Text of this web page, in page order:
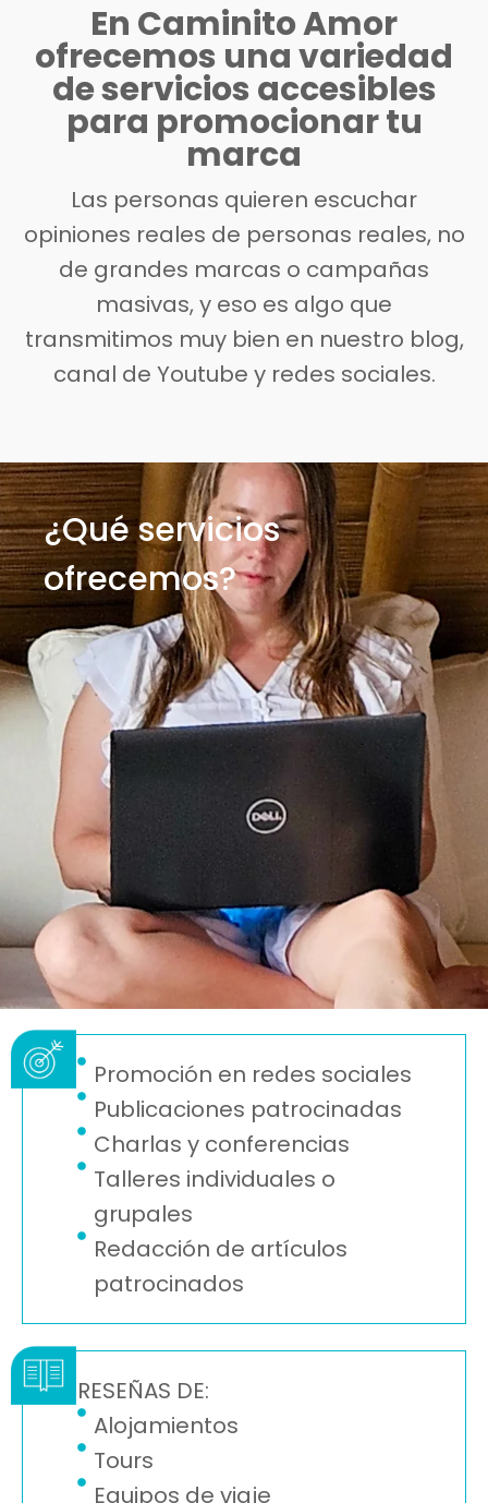
En Caminito Amor
ofrecemos una variedad
de servicios accesibles
para promocionar tu
marca
Las personas quieren escuchar
opiniones reales de personas reales, no
de grandes marcas o campañas
masivas, y eso es algo que
transmitimos muy bien en nuestro blog,
canal de Youtube y redes sociales.
¿Qué servicios
ofrecemos?
Promoción en redes sociales
Publicaciones patrocinadas
Charlas y conferencias
Talleres individuales o
grupales
Redacción de artículos
patrocinados
RESEÑAS DE:
Alojamientos
Tours
Equipos de viaje